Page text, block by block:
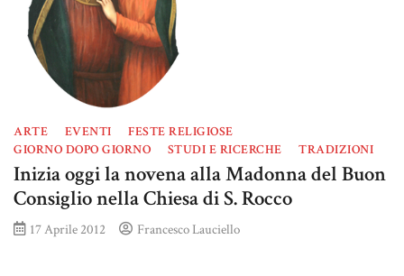
ARTE EVENTI
FESTE RELIGIOSE
GIORNO DOPO GIORNO
STUDI E RICERCHE TRADIZIONI
Inizia oggi la novena alla Madonna del Buon
Consiglio nella Chiesa di S. Rocco
17 Aprile 2012 Francesco Lauciello